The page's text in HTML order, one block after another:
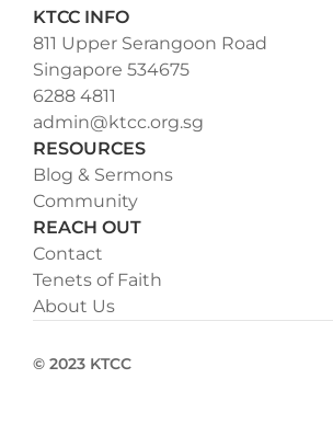
KTCC INFO
811 Upper Serangoon Road
Singapore 534675
6288 4811
admin@ktcc.org.sg
RESOURCES
Blog & Sermons
Community
REACH OUT
Contact
Tenets of Faith
About Us
© 2023 KTCC